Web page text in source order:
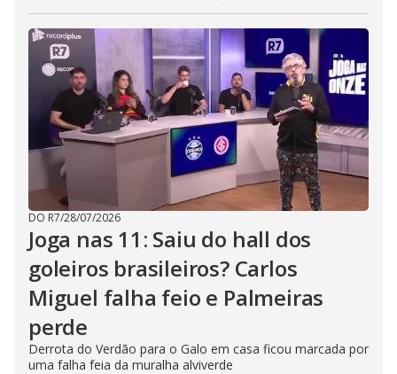
DO R7/28/07/2026
Joga nas 11: Saiu do hall dos
goleiros brasileiros? Carlos
Miguel falha feio e Palmeiras
perde
Derrota do Verdão para o Galo em casa ficou marcada por
uma falha feia da muralha alviverde